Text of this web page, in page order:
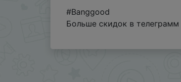
#Banggood
Больше скидок в телеграмм